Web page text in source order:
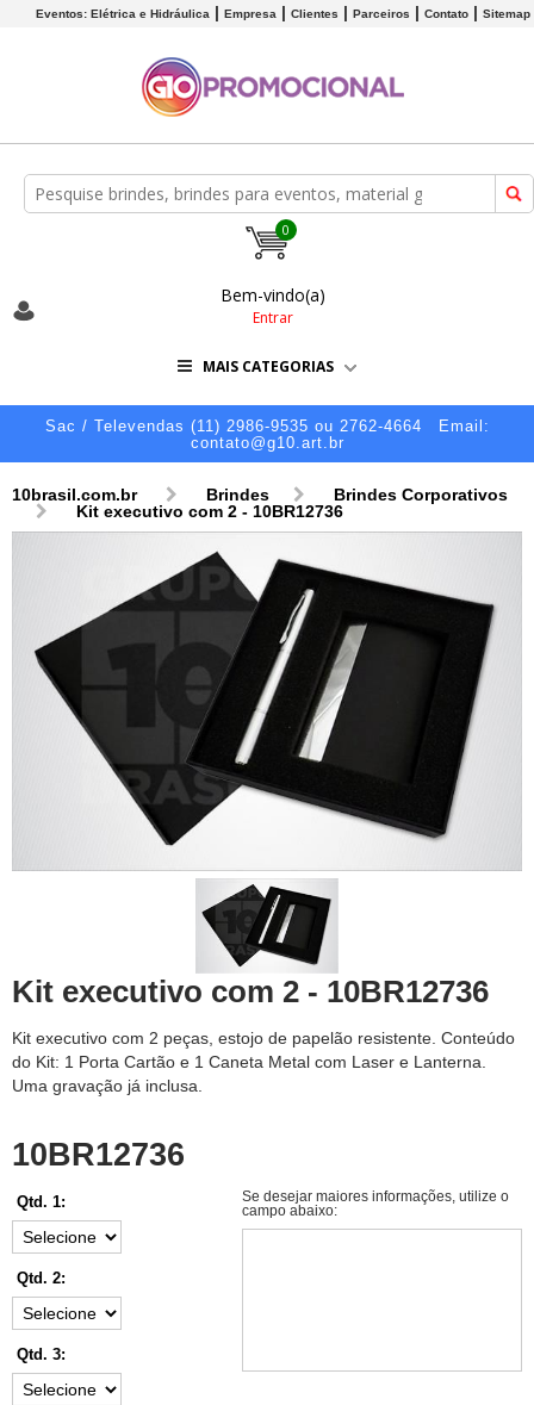
Eventos: Elétrica e Hidráulica Empresa Clientes Parceiros Contato Sitemap
0
Bem-vindo(a)
Entrar
MAIS CATEGORIAS
Sac / Televendas (11) 2986-9535 ou 2762-4664
Email:
contato@g10.art.br
10brasil.com.br Brindes
Brindes Corporativos
Kit executivo com 2 - 10BR12736
Kit executivo com 2 - 10BR12736
Kit executivo com 2 peças, estojo de papelão resistente. Conteúdo
do Kit: 1 Porta Cartão e 1 Caneta Metal com Laser e Lanterna.
Uma gravação já inclusa.
10BR12736
Qtd. 1:
Qtd. 2:
Qtd. 3:
Se desejar maiores informações, utilize o
campo abaixo: